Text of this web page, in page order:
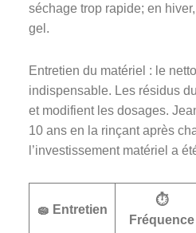
séchage trop rapide; en
gel.
Entretien du matériel : le
indispensable. Les résidus
et modifient les dosages.
10 ans en la rinçant après
l’investissement matériel a
🧽 Entretien
⏱️
Fréquence